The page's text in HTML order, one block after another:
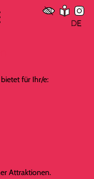
DE
für Ihr/e:
Attraktionen.